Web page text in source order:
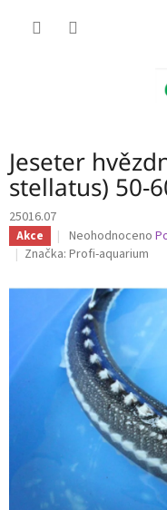
Jeseter
stellatus) 50-
25016.07
Akce
Průměrné
hodnocení
je
0,0
z
5
hvězdiček.
Neohodnoceno
Značka: Profi-aquarium